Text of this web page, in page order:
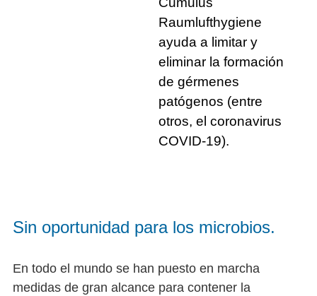
Raumlufthygiene
ayuda a limitar y
eliminar la formación
de gérmenes
patógenos (entre
otros, el coronavirus
COVID-19).
Sin oportunidad para los microbios.
En todo el mundo se han puesto en marcha
medidas de gran alcance para contener la